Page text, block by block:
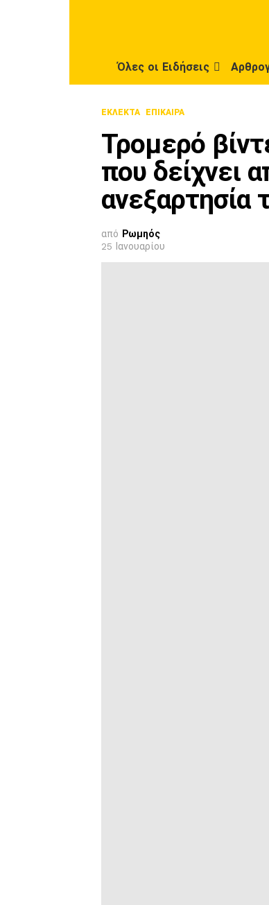
Όλες οι Ειδήσεις
ΕΚΛΕΚΤΆ ΕΠΊΚΑΙΡΑ
Τρομερό
που δείχνει
ανεξαρτησία
από Ρωμηός
25 Ιανουαρίου